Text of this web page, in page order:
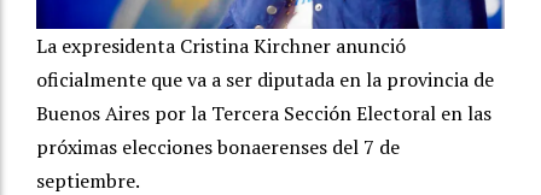
La expresidenta Cristina Kirchner anunció
oficialmente que va a ser diputada en la provincia de
Buenos Aires por la Tercera Sección Electoral en las
próximas elecciones bonaerenses del 7 de
septiembre.